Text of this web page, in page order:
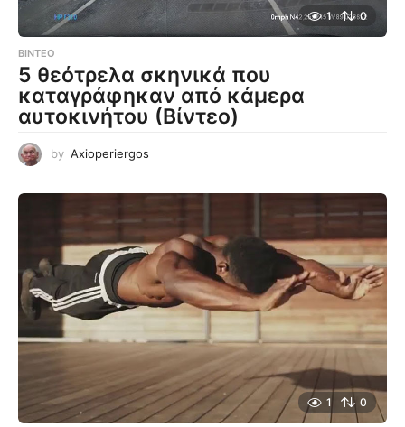
1 0
ΒΊΝΤΕΟ
5 θεότρελα σκηνικά που
καταγράφηκαν από κάμερα
αυτοκινήτου (Βίντεο)
by Axioperiergos
1 0